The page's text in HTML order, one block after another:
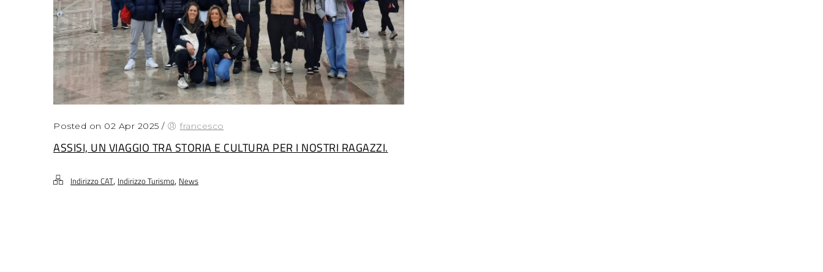
Posted on 02 Apr 2025 / francesco
ASSISI, UN VIAGGIO TRA STORIA E CULTURA PER I NOSTRI RAGAZZI.
Indirizzo CAT, Indirizzo Turismo, News